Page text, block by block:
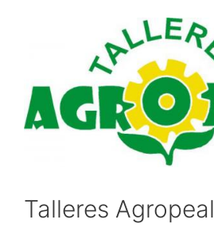
Talleres Agropeal